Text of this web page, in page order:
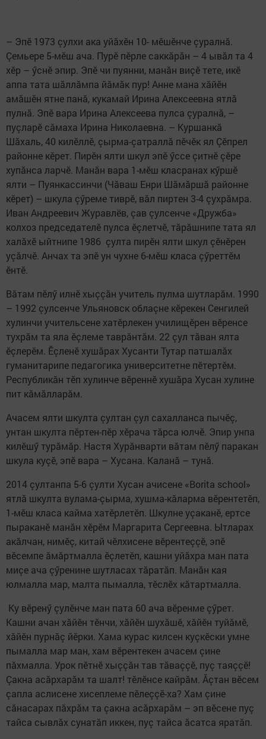
– Эпӗ 1973 çулхи ака уйăхӗн 10- мӗшӗнче çуралнă.
Çемьере 5-мӗш ача. Пурӗ пӗрле саккăрăн – 4 ывăл та 4
хӗр – ӳснӗ эпир. Эпӗ чи пуянни, манăн виçӗ тете, икӗ
аппа тата шăллăмпа йăмăк пур! Анне мана хăйӗн
амăшӗн ятне панă, кукамай Ирина Алексеевна ятлă
пулнă. Эпӗ вара Ирина Алексеева пулса çуралнă, –
пуçларӗ сăмаха Ирина Николаевна. – Куршанкă
Шăхаль, 40 килӗллӗ, çыр­ма-çатраллă пӗчӗк ял Çӗпрел
район­не кӗрет. Пирӗн ялти шкул эпӗ ӳссе çитнӗ çӗре
хупăнса ларчӗ. Манăн вара 1-мӗш класранах кӳршӗ
ялти – Пуянкассинчи (Чăваш Енри Шăмăршă районне
кӗрет) – шкула çӳреме тиврӗ, вăл пиртен 3-4 çухрăмра.
Иван Андреевич Журавлёв, çав çулсенче «Дружба»
колхоз председателӗ пулса ӗçлетчӗ, тăрăшнипе тата ял
халăхӗ ыйтнипе 1986 çулта пирӗн ялти шкул çӗнӗрен
уçăлчӗ. Анчах та эпӗ ун чухне 6-мӗш класа çӳреттӗм
ӗнтӗ.
Вăтам пӗлӳ илнӗ хыççăн учитель пулма шутларăм. 1990
– 1992 çулсенче Ульяновск облаçне кӗрекен Сенгилей
хулинчи учительсене хатӗрлекен училищӗрен вӗренсе
тухрăм та яла ӗçлеме таврăнтăм. 22 çул тăван ялта
ӗçлерӗм. Ӗçленӗ хушăрах Хусанти Тутар патшалăх
гуманитарипе педагогика университетне пӗтертӗм.
Республикăн тӗп хулинче вӗреннӗ хушăра Хусан хулине
пит кăмăлларăм.
Ачасем ялти шкулта çултан çул сахалланса пычӗç,
унтан шкулта пӗртен-пӗр хӗрача тăрса юлчӗ. Эпир унпа
килӗшӳ турăмăр. Настя Хурăнварти вăтам пӗлӳ паракан
шкула куçӗ, эпӗ вара – Хусана. Каланă – тунă.
2014 çултанпа 5-6 çулти Хусан ачисене «Borita school»
ятлă шкулта вулама-çырма, хушма-кăларма вӗрентетӗп,
1-мӗш класа кайма хатӗрлетӗп. Шкулне уçаканӗ, ертсе
пыраканӗ манăн хӗрӗм Маргарита Сергеевна. Ытларах
акăлчан, нимӗç, китай чӗлхисене вӗрентеççӗ, эпӗ
вӗсемпе ăмăртмалла ӗçлетӗп, кашни уйăх­ра ман пата
миçе ача çӳренине шутласах тăратăп. Манăн кая
юлмалла мар, малта пымалла, тӗслӗх кăтартмалла.
Ку вӗренӳ çулӗнче ман пата 60 ача вӗренме çӳрет.
Кашни ачан хăйӗн тӗнчи, хăйӗн шухăшӗ, хăйӗн туйăмӗ,
хăйӗн пурнăç йӗрки. Хама курас килсен куçкӗски умне
пымалла мар ман, хам вӗрентекен ачасем çине
пăхмалла. Урок пӗтнӗ хыççăн тав тăваççӗ, пуç таяççӗ!
Çакна асăрхарăм та шалт! тӗлӗнсе кайрăм. Ăçтан вӗсем
çапла аслисене хисеплеме пӗлеççӗ-ха? Хам çине
сăнасарах пăхрăм та çакна асăрхарăм – эп вӗсене пуç
тайса сывлăх сунатăп иккен, пуç тайса ăсатса яратăп.